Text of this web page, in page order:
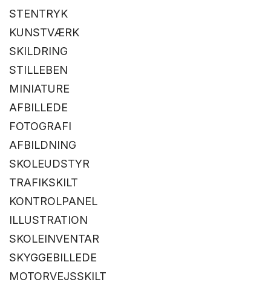
STENTRYK
KUNSTVÆRK
SKILDRING
STILLEBEN
MINIATURE
AFBILLEDE
FOTOGRAFI
AFBILDNING
SKOLEUDSTYR
TRAFIKSKILT
KONTROLPANEL
ILLUSTRATION
SKOLEINVENTAR
SKYGGEBILLEDE
MOTORVEJSSKILT